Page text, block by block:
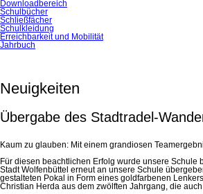
Downloadbereich
Schulbücher
Schließfächer
Schulkleidung
Erreichbarkeit und Mobilität
Jahrbuch
Neuigkeiten
Übergabe des Stadtradel-
Kaum zu glauben: Mit einem grandiosen
Für diesen beachtlichen Erfolg wurde unsere
Stadt Wolfenbüttel erneut an unsere Schule
gestalteten Pokal in Form eines goldfarbenen
Christian Herda aus dem zwölften Jahrgang, die